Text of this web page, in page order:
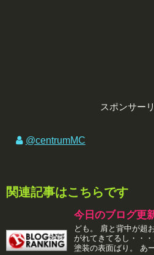
スポンサー
@centrumMC
関連記事はこちらです
今日のブログ更
ども。 肩と背中が超
がれてきてるし・・
塗装の表面ばり。 あ